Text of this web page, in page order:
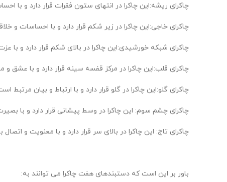
چاکرای ریشه:این چاکرا در انتهای ستون فقرات قرار دارد و با
چاکرای خاجی:این چاکرا در زیر شکم قرار دارد و با احساسات و
چاکرای شبکه خورشیدی:این چاکرا در بالای شکم قرار دارد و
چاکرای قلب:این چاکرا در مرکز قفسه سینه قرار دارد و با عشق
چاکرای گلو:این چاکرا در گلو قرار دارد و با ارتباط و بیان مرتبط
چاکرای چشم سوم: این چاکرا در وسط پیشانی قرار دارد و با
چاکرای تاج: این چاکرا در بالای سر قرار دارد و با معنویت و
باور بر این است که دستبندهای هفت چاکرا می توانند به: